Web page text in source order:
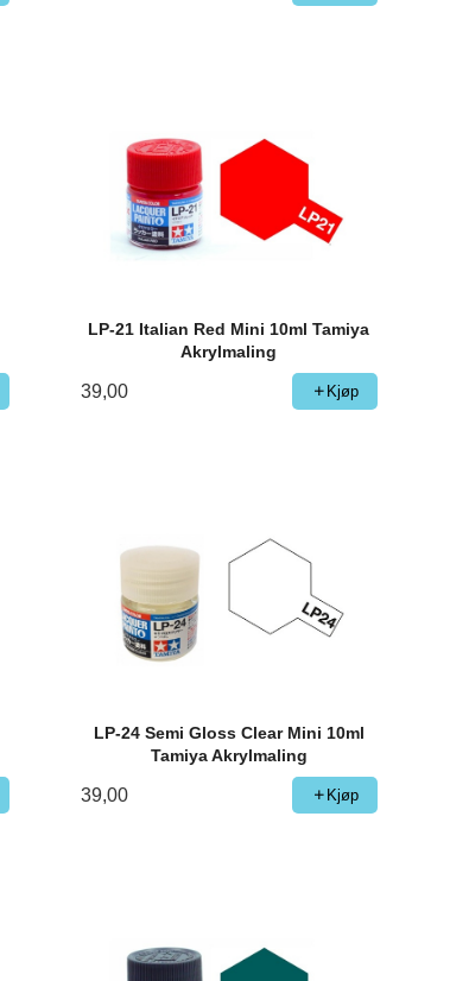
LP-21 Italian Red Mini 10ml Tamiya
Akrylmaling
39,00 Kjøp
LP-24 Semi Gloss Clear Mini 10ml
Tamiya Akrylmaling
39,00 Kjøp